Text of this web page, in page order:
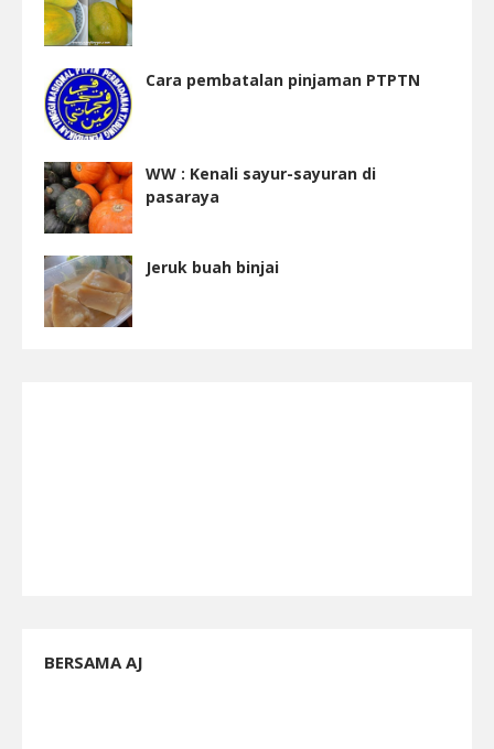
Cara pembatalan pinjaman PTPTN
WW : Kenali sayur-sayuran di
pasaraya
Jeruk buah binjai
BERSAMA AJ